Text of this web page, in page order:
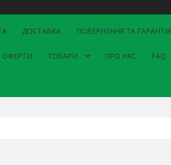
ДОСТАВКА ПОВЕРНЕННЯ ТА ГАРАНТІЯ
ОФЕРТИ ТОВАРИ ПРО НАС FAQ